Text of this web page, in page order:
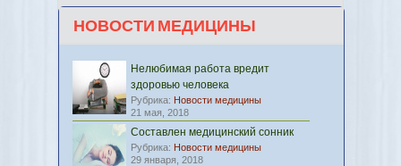
НОВОСТИ МЕДИЦИНЫ
Нелюбимая работа вредит
здоровью человека
Рубрика: Новости медицины
21 мая, 2018
Составлен медицинский сонник
Рубрика: Новости медицины
29 января, 2018